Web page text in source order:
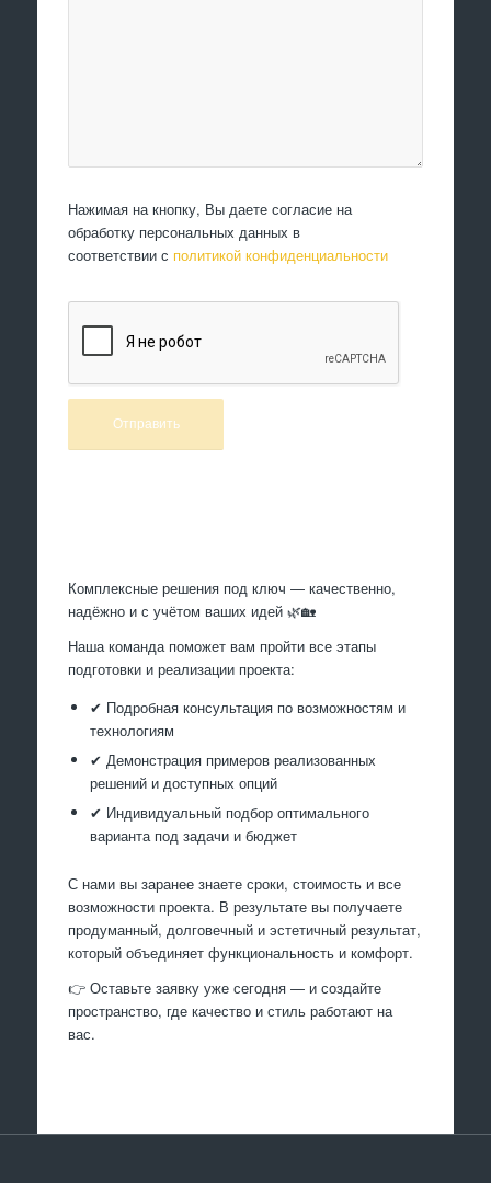
Нажимая на кнопку, Вы даете согласие на
обработку персональных данных в
соответствии с политикой конфиденциальности
Комплексные решения под ключ — качественно,
надёжно и с учётом ваших идей 🌿🏡
Наша команда поможет вам пройти все этапы
подготовки и реализации проекта:
✔ Подробная консультация по возможностям и
технологиям
✔ Демонстрация примеров реализованных
решений и доступных опций
✔ Индивидуальный подбор оптимального
варианта под задачи и бюджет
С нами вы заранее знаете сроки, стоимость и все
возможности проекта. В результате вы получаете
продуманный, долговечный и эстетичный результат,
который объединяет функциональность и комфорт.
👉 Оставьте заявку уже сегодня — и создайте
пространство, где качество и стиль работают на
вас.